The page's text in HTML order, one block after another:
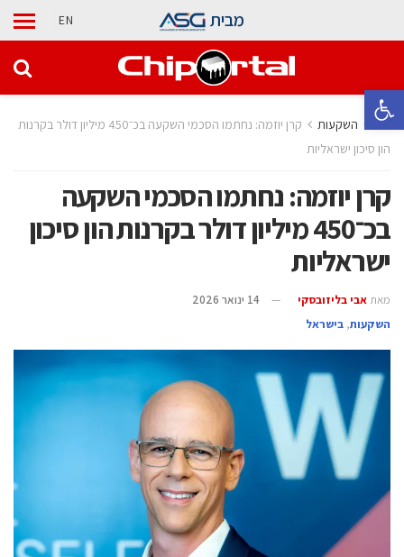
פתח סרגל נגישות
מבית EN
בית השקעות
קרן יוזמה: נחתמו הסכמי השקעה בכ־450 מיליון דולר בקרנות
הון סיכון ישראליות
קרן יוזמה: נחתמו הסכמי השקעה
בכ־450 מיליון דולר בקרנות הון סיכון
ישראליות
מאת אבי בליזובסקי
14 ינואר 2026
השקעות, בישראל